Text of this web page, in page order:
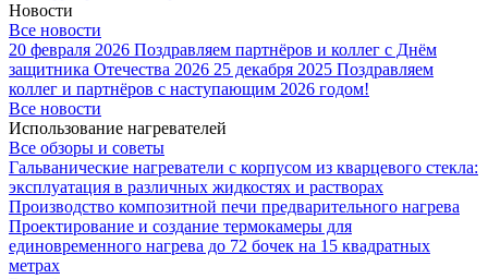
Новости
Все новости
20 февраля 2026 Поздравляем партнёров и коллег с Днём
защитника Отечества 2026 25 декабря 2025 Поздравляем
коллег и партнёров с наступающим 2026 годом!
Все новости
Использование нагревателей
Все обзоры и советы
Гальванические нагреватели с корпусом из кварцевого стекла:
эксплуатация в различных жидкостях и растворах
Производство композитной печи предварительного нагрева
Проектирование и создание термокамеры для
единовременного нагрева до 72 бочек на 15 квадратных
метрах